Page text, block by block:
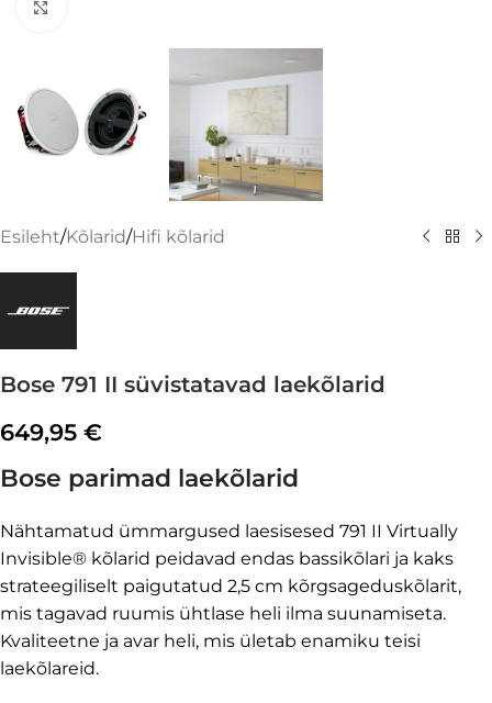
Esileht/Kõlarid/Hifi kõlarid
Bose 791 II süvistatavad laekõlarid
649,95 €
Bose parimad laekõlarid
Nähtamatud ümmargused laesisesed 791 II Virtually
Invisible® kõlarid peidavad endas bassikõlari ja kaks
strateegiliselt paigutatud 2,5 cm kõrgsageduskõlarit,
mis tagavad ruumis ühtlase heli ilma suunamiseta.
Kvaliteetne ja avar heli, mis ületab enamiku teisi
laekõlareid.